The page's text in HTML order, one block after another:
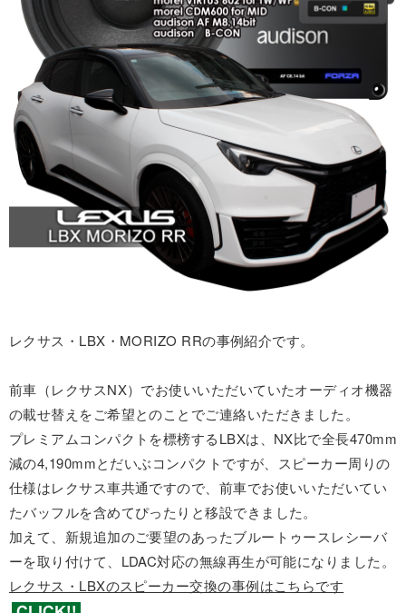
レクサス・LBX・MORIZO RRの事例紹介です。
前車（レクサスNX）でお使いいただいていたオーディオ機器
の載せ替えをご希望とのことでご連絡いただきました。
プレミアムコンパクトを標榜するLBXは、NX比で全長470mm
減の4,190mmとだいぶコンパクトですが、スピーカー周りの
仕様はレクサス車共通ですので、前車でお使いいただいてい
たバッフルを含めてぴったりと移設できました。
加えて、新規追加のご要望のあったブルートゥースレシーバ
ーを取り付けて、LDAC対応の無線再生が可能になりました。
レクサス・LBXのスピーカー交換の事例はこちらです